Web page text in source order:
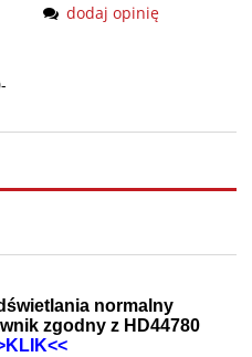
dodaj opinię
normalny
zgodny z HD44780